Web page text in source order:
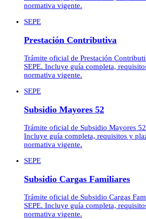
normativa vigente.
SEPE
Prestación Contributiva
Trámite oficial de Prestación
SEPE. Incluye guía completa,
normativa vigente.
SEPE
Subsidio Mayores 52
Trámite oficial de Subsidio Mayores
Incluye guía completa, requisitos y
normativa vigente.
SEPE
Subsidio Cargas Familiares
Trámite oficial de Subsidio Cargas
SEPE. Incluye guía completa,
normativa vigente.